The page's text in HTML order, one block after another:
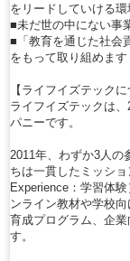
をリードしていける
■未だ世の中にない事
■「教育を通じた社会
をもって取り組めます
【ライフイズテックに
ライフイズテックは
パニーです。
2011年、わずか3人の
ちは一貫したミッシ
Experience：学習体
ンライン教材や学校
育成プログラム、企
す。